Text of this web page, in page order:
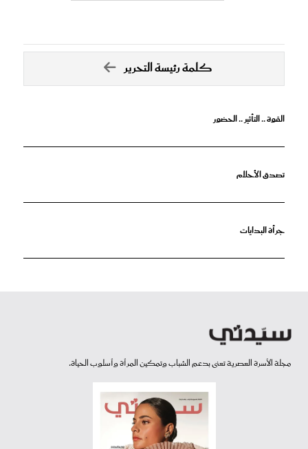
كلمة رئيسة التحرير
القوة .. التأثير .. الحضور
تصدق الأحلام
جرأة البدايات
مجلة الأسرة العصرية تعنى بدعم الشباب وتمكين المرأة وأسلوب الحياة.